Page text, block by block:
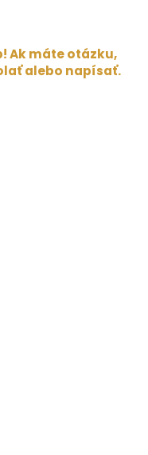
Ak máte otázku,
alebo napísať.